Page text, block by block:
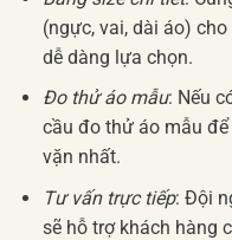
(ngực, vai, dài áo)
dễ dàng lựa chọn.
Đo thử áo mẫu: Nếu
cầu đo thử áo mẫu
vặn nhất.
Tư vấn trực tiếp: Đội
sẽ hỗ trợ khách hàng